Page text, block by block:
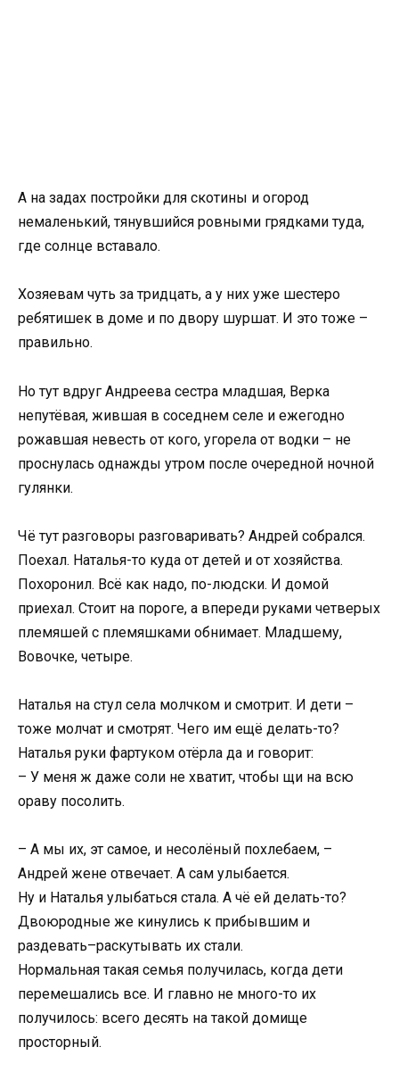
А на задах постройки для скотины и огород
немаленький, тянувшийся ровными грядками туда,
где солнце вставало.
Хозяевам чуть за тридцать, а у них уже шестеро
ребятишек в доме и по двору шуршат. И это тоже –
правильно.
Но тут вдруг Андреева сестра младшая, Верка
непутёвая, жившая в соседнем селе и ежегодно
рожавшая невесть от кого, угорела от водки – не
проснулась однажды утром после очередной ночной
гулянки.
Чё тут разговоры разговаривать? Андрей собрался.
Поехал. Наталья-то куда от детей и от хозяйства.
Похоронил. Всё как надо, по-людски. И домой
приехал. Стоит на пороге, а впереди руками четверых
племяшей с племяшками обнимает. Младшему,
Вовочке, четыре.
Наталья на стул села молчком и смотрит. И дети –
тоже молчат и смотрят. Чего им ещё делать-то?
Наталья руки фартуком отёрла да и говорит:
– У меня ж даже соли не хватит, чтобы щи на всю
ораву посолить.
– А мы их, эт самое, и несолёный похлебаем, –
Андрей жене отвечает. А сам улыбается.
Ну и Наталья улыбаться стала. А чё ей делать-то?
Двоюродные же кинулись к прибывшим и
раздевать–раскутывать их стали.
Нормальная такая семья получилась, когда дети
перемешались все. И главно не много-то их
получилось: всего десять на такой домище
просторный.